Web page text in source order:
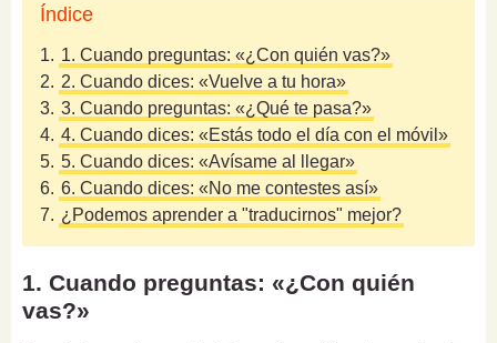
Índice
1. 1. Cuando preguntas: «¿Con quién vas?»
2. 2. Cuando dices: «Vuelve a tu hora»
3. 3. Cuando preguntas: «¿Qué te pasa?»
4. 4. Cuando dices: «Estás todo el día con el móvil»
5. 5. Cuando dices: «Avísame al llegar»
6. 6. Cuando dices: «No me contestes así»
7. ¿Podemos aprender a "traducirnos" mejor?
1. Cuando preguntas: «¿Con quién
vas?»